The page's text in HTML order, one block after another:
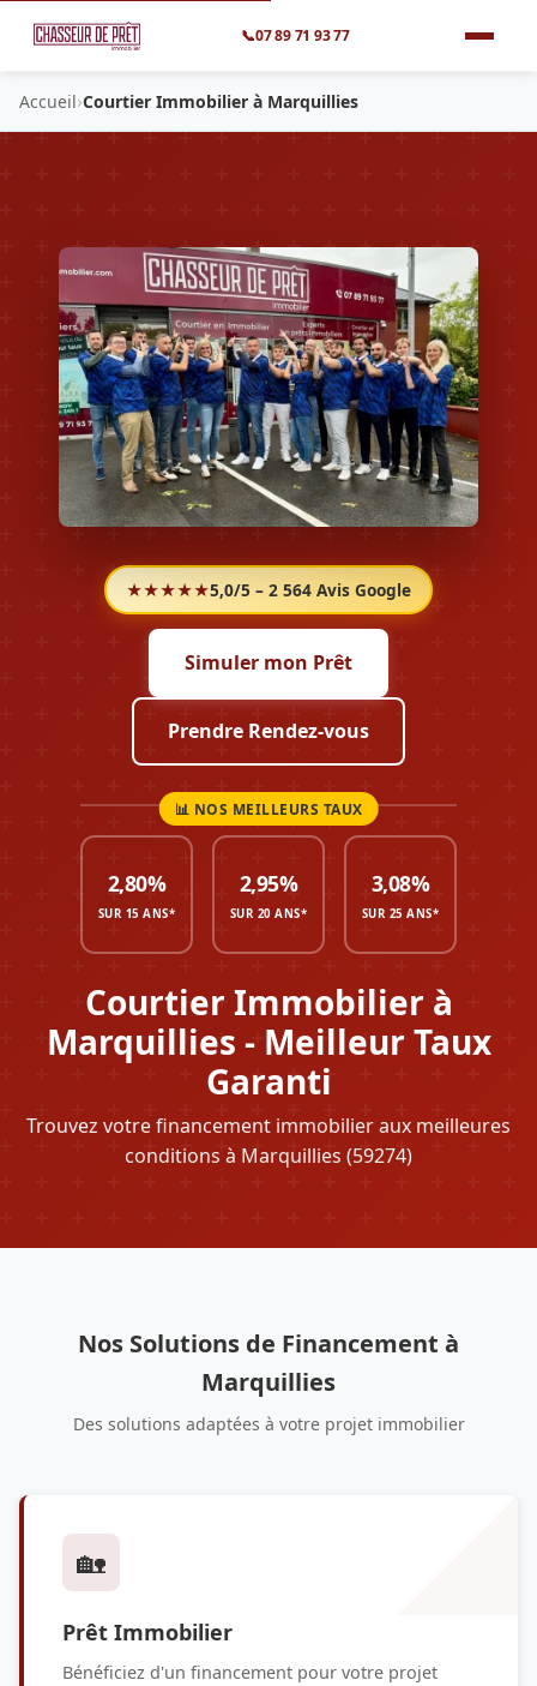
📞07 89 71 93 77
Accueil›Courtier Immobilier à Marquillies
★★★★★5,0/5 – 2 564 Avis Google
Courtier Immobilier à
Marquillies - Meilleur Taux
Garanti
Trouvez votre financement immobilier aux meilleures
conditions à Marquillies (59274)
Simuler mon Prêt
Prendre Rendez-vous
2,80%
SUR 15 ANS*
2,95%
SUR 20 ANS*
3,08%
SUR 25 ANS*
Nos Solutions de Financement à
Marquillies
Des solutions adaptées à votre projet immobilier
🏡
Prêt Immobilier
Bénéficiez d'un financement pour votre projet